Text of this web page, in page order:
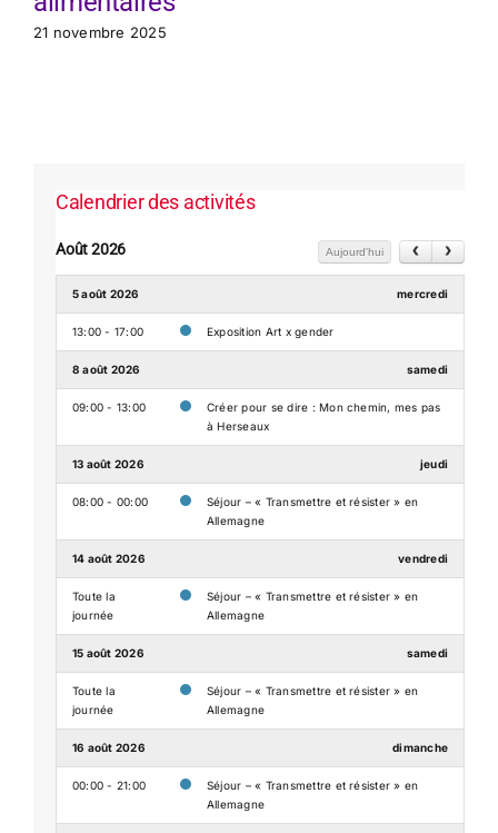
21 novembre 2025
Calendrier des activités
Août 2026 Aujourd'hui
5 août 2026 mercredi
13:00 - 17:00 Exposition Art x gender
8 août 2026 samedi
09:00 - 13:00
Créer pour se dire : Mon chemin, mes pas
à Herseaux
13 août 2026 jeudi
08:00 - 00:00
Séjour – « Transmettre et résister » en
Allemagne
14 août 2026 vendredi
Toute la
journée
Séjour – « Transmettre et résister » en
Allemagne
15 août 2026 samedi
Toute la
journée
Séjour – « Transmettre et résister » en
Allemagne
16 août 2026 dimanche
00:00 - 21:00
Séjour – « Transmettre et résister » en
Allemagne